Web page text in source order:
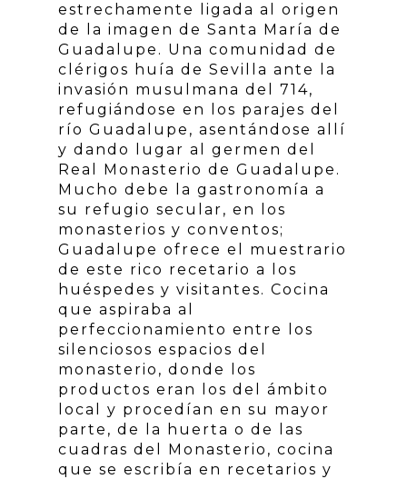
estrechamente ligada al origen
de la imagen de Santa María de
Guadalupe. Una comunidad de
clérigos huía de Sevilla ante la
invasión musulmana del 714,
refugiándose en los parajes del
río Guadalupe, asentándose allí
y dando lugar al germen del
Real Monasterio de Guadalupe.
Mucho debe la gastronomía a
su refugio secular, en los
monasterios y conventos;
Guadalupe ofrece el muestrario
de este rico recetario a los
huéspedes y visitantes. Cocina
que aspiraba al
perfeccionamiento entre los
silenciosos espacios del
monasterio, donde los
productos eran los del ámbito
local y procedían en su mayor
parte, de la huerta o de las
cuadras del Monasterio, cocina
que se escribía en recetarios y